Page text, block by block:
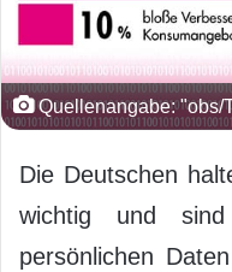
Quellenangabe: "obs/
Die Deutschen
wichtig und
persönlichen